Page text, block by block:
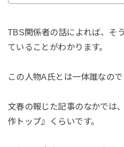
TBS関係者の話によれば、そ
ていることがわかります。
この人物A氏とは一体誰なので
文春の報じた記事のなかでは
作トップ』くらいです。